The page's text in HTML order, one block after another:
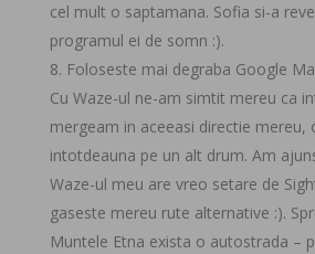
cel mult o saptamana. Sofia si-a
programul ei de somn :).
Foloseste mai degraba Google
Cu Waze-ul ne-am simtit mereu ca
mergeam in aceeasi directie mereu,
intotdeauna pe un alt drum. Am
Waze-ul meu are vreo setare de
gaseste mereu rute alternative :).
Muntele Etna exista o autostrada –